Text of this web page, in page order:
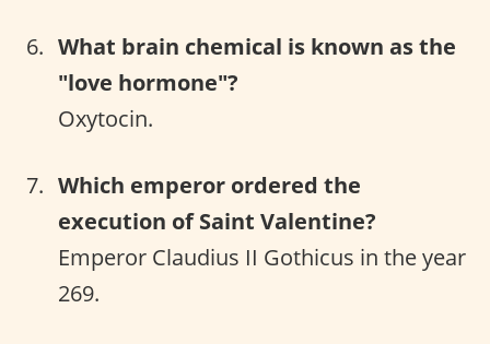
What brain chemical is known as the
"love hormone"?
Oxytocin.
Which emperor ordered the
execution of Saint Valentine?
Emperor Claudius II Gothicus in the year
269.